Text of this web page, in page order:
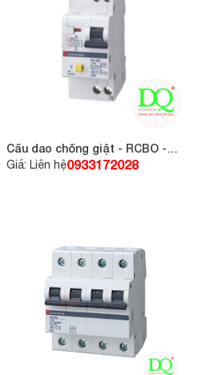
Cầu dao chống giật - RCBO -
RCCB - MITSUBISHI BV-D-2P
Giá: Liên hệ0933172028